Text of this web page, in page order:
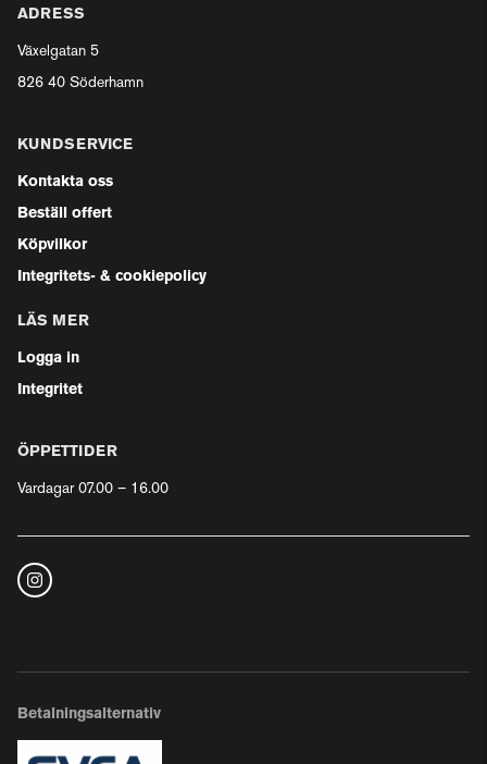
ADRESS
Växelgatan 5
826 40 Söderhamn
KUNDSERVICE
Kontakta oss
Beställ offert
Köpvilkor
Integritets- & cookiepolicy
LÄS MER
Logga in
Integritet
ÖPPETTIDER
Vardagar 07.00 – 16.00
Betalningsalternativ